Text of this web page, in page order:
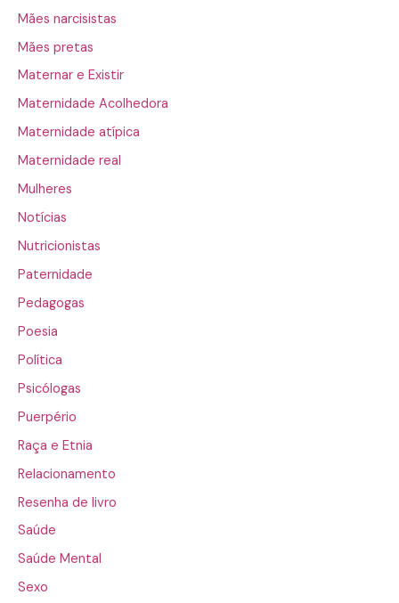
Mães narcisistas
Mães pretas
Maternar e Existir
Maternidade Acolhedora
Maternidade atípica
Maternidade real
Mulheres
Notícias
Nutricionistas
Paternidade
Pedagogas
Poesia
Política
Psicólogas
Puerpério
Raça e Etnia
Relacionamento
Resenha de livro
Saúde
Saúde Mental
Sexo